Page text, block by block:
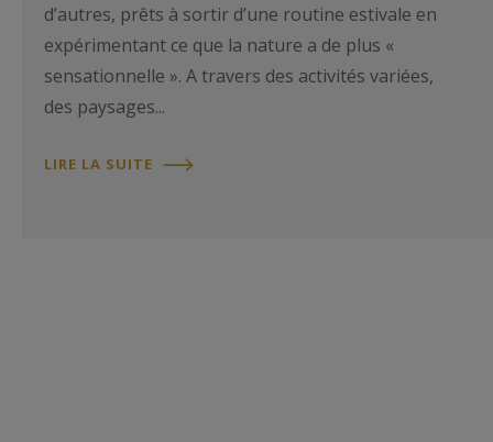
d’autres, prêts à sortir d’une routine estivale en
expérimentant ce que la nature a de plus «
sensationnelle ». A travers des activités variées,
des paysages...
LIRE LA SUITE